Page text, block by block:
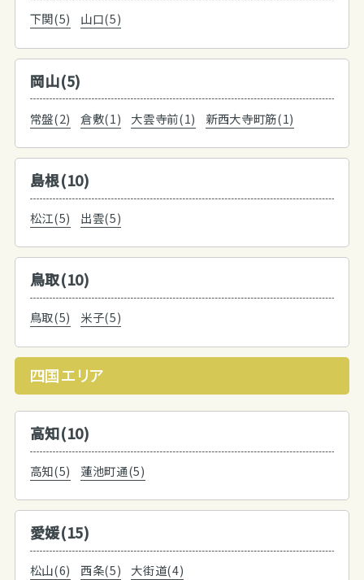
下関(5) 山口(5)
岡山(5)
常盤(2) 倉敷(1) 大雲寺前(1) 新西大寺町筋(1)
島根(10)
松江(5) 出雲(5)
鳥取(10)
鳥取(5) 米子(5)
四国エリア
高知(10)
高知(5) 蓮池町通(5)
愛媛(15)
松山(6) 西条(5) 大街道(4)